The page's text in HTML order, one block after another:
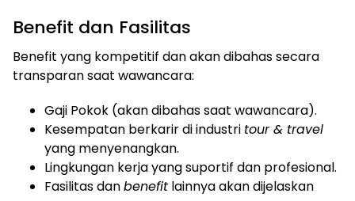
Benefit dan Fasilitas
Benefit yang kompetitif dan akan dibahas secara
transparan saat wawancara:
Gaji Pokok (akan dibahas saat wawancara).
Kesempatan berkarir di industri tour & travel
yang menyenangkan.
Lingkungan kerja yang suportif dan profesional.
Fasilitas danbenefit lainnya akan dijelaskan